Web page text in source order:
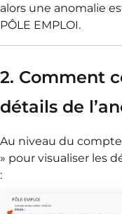
alors une anomalie
PÔLE EMPLOI.
2. Comment
détails de
Au niveau du
» pour visualiser les
: